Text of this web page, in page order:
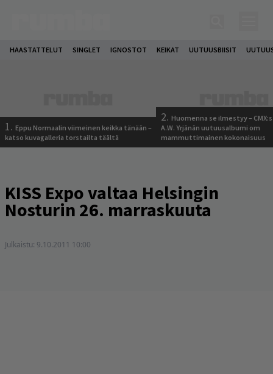
HAASTATTELUT SINGLET IGNOSTOT KEIKAT UUTUUSBIISIT
1. Eppu Normaalin viimeinen keikka tänään –
katso kuvagalleria torstailta täältä
2. Huomenna se ilmestyy –
A.W. Yrjänän uutuusalbumi om
mammuttimainen kokonaisuus
KISS Expo valtaa Helsingin
Nosturin 26. marraskuuta
Julkaistu: 9.10.2011 10:00